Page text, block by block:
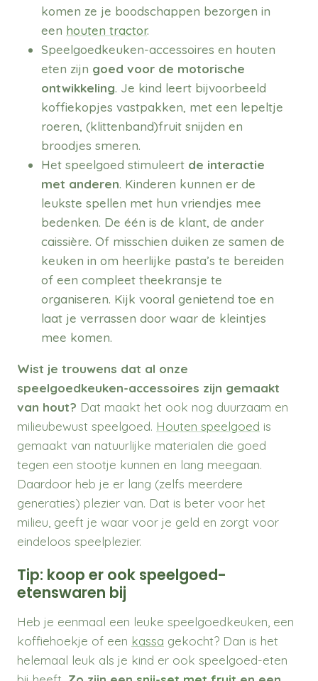
komen ze je boodschappen bezorgen in
een houten tractor.
Speelgoedkeuken-accessoires en houten
eten zijn goed voor de motorische
ontwikkeling. Je kind leert bijvoorbeeld
koffiekopjes vastpakken, met een lepeltje
roeren, (klittenband)fruit snijden en
broodjes smeren.
Het speelgoed stimuleert de interactie
met anderen. Kinderen kunnen er de
leukste spellen met hun vriendjes mee
bedenken. De één is de klant, de ander
caissière. Of misschien duiken ze samen de
keuken in om heerlijke pasta’s te bereiden
of een compleet theekransje te
organiseren. Kijk vooral genietend toe en
laat je verrassen door waar de kleintjes
mee komen.
Wist je trouwens dat al onze
speelgoedkeuken-accessoires zijn gemaakt
van hout? Dat maakt het ook nog duurzaam en
milieubewust speelgoed. Houten speelgoed is
gemaakt van natuurlijke materialen die goed
tegen een stootje kunnen en lang meegaan.
Daardoor heb je er lang (zelfs meerdere
generaties) plezier van. Dat is beter voor het
milieu, geeft je waar voor je geld en zorgt voor
eindeloos speelplezier.
Tip: koop er ook speelgoed-
etenswaren bij
Heb je eenmaal een leuke speelgoedkeuken, een
koffiehoekje of een kassa gekocht? Dan is het
helemaal leuk als je kind er ook speelgoed-eten